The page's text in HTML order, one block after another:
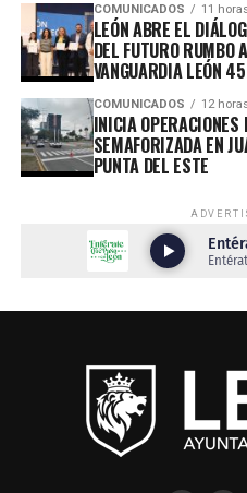
COMUNICADOS 11
LEÓN ABRE EL
DEL FUTURO RUMBO
VANGUARDIA LEÓN
COMUNICADOS 12
INICIA OPERACIONES
SEMAFORIZADA EN
PUNTA DEL ESTE